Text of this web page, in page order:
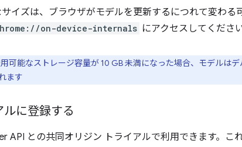
イズは、ブラウザがモデルを更新するにつれて変わる
on-device-internals にアクセスしてください
可能なストレージ容量が 10 GB 未満になった場合、モデルは
ます
に登録する
API との共同オリジン トライアルで利用できます。こ